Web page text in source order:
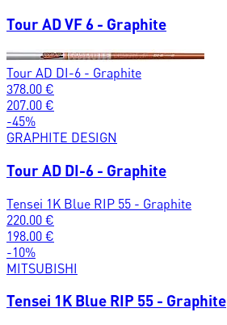
Tour AD VF 6 - Graphite
Tour AD DI-6 - Graphite
378.00 €
207.00 €
-45%
GRAPHITE DESIGN
Tour AD DI-6 - Graphite
Tensei 1K Blue RIP 55 - Graphite
220.00 €
198.00 €
-10%
MITSUBISHI
Tensei 1K Blue RIP 55 - Graphite